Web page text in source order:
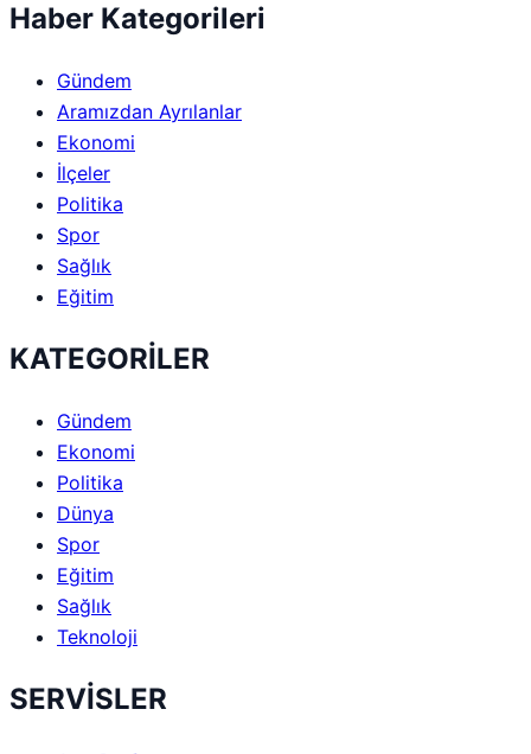
Haber Kategorileri
Gündem
Aramızdan Ayrılanlar
Ekonomi
İlçeler
Politika
Spor
Sağlık
Eğitim
KATEGORİLER
Gündem
Ekonomi
Politika
Dünya
Spor
Eğitim
Sağlık
Teknoloji
SERVİSLER